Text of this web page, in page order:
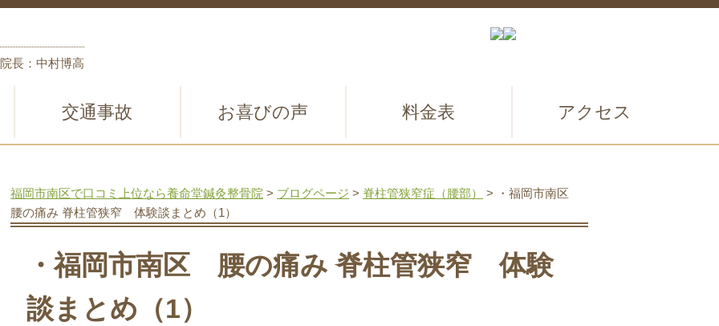
院長：中村博高
交通事故 お喜びの声 料金表 アクセス
福岡市南区で口コミ上位なら養命堂鍼灸整骨院 > ブログページ > 脊柱管狭窄症（腰部） >
・福岡市南区
腰の痛み 脊柱管狭窄 体験談まとめ（1）
・福岡市南区 腰の痛み 脊柱管狭窄 体験
談まとめ（1）